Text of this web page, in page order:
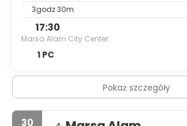
3godz 30m
17:30
Marsa Alam City Center
1 PC
Pokaż szczegóły
30